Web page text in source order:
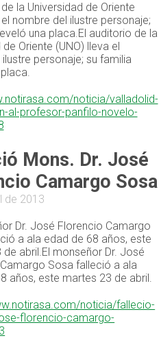
la Universidad de Oriente
el nombre del ilustre personaje;
una placa.El auditorio de la
Oriente (UNO) lleva el
personaje; su familia
noticia/valladolid-
al-profesor-panfilo-novelo-
Mons. Dr. José
Camargo Sosa
de 2013
Dr. José Florencio Camargo
a ala edad de 68 años, este
de abril.El monseñor Dr. José
Sosa falleció a ala
años, este martes 23 de abril.
noticia/fallecio-
florencio-camargo-